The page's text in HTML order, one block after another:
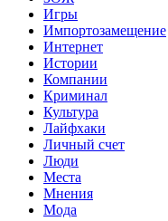
Игры
Импортозамещение
Интернет
Истории
Компании
Криминал
Культура
Лайфхаки
Личный счет
Люди
Места
Мнения
Мода